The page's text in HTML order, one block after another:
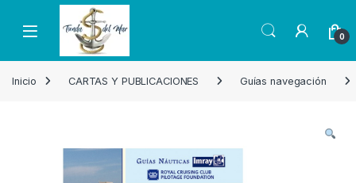
Skip to navigation
Skip to content
Open 0
Inicio CARTAS Y PUBLICACIONES Guías navegación